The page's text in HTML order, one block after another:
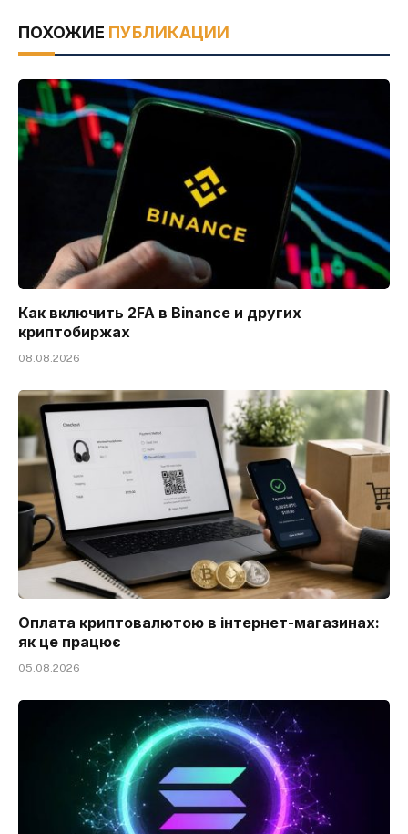
ПОХОЖИЕ ПУБЛИКАЦИИ
Как включить 2FA в Binance и других
криптобиржах
08.08.2026
Оплата криптовалютою в інтернет-магазинах:
як це працює
05.08.2026